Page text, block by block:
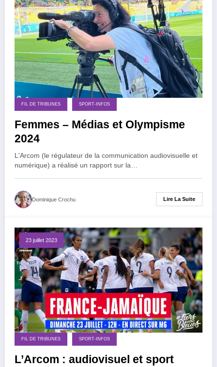
FIL DE TRIBUNES SPORT-INFOS
Femmes – Médias et Olympisme
2024
L'Arcom (le régulateur de la communication audiovisuelle et
numérique) a réalisé un rapport sur la…
Dominique Crochu Lire La Suite
23 juillet 2023
FIL DE TRIBUNES SPORT-INFOS
L’Arcom : audiovisuel et sport